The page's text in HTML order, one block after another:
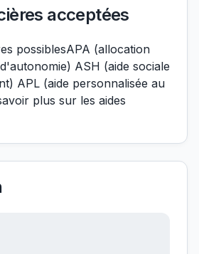
acceptées
possiblesAPA (allocation
ASH (aide sociale
APL (aide personnalisée au
plus sur les aides